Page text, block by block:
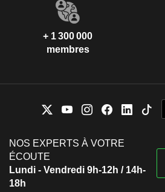
+ 1 300 000
membres
NOS EXPERTS À VOTRE
ÉCOUTE
Lundi - Vendredi 9h-12h / 14h-
18h